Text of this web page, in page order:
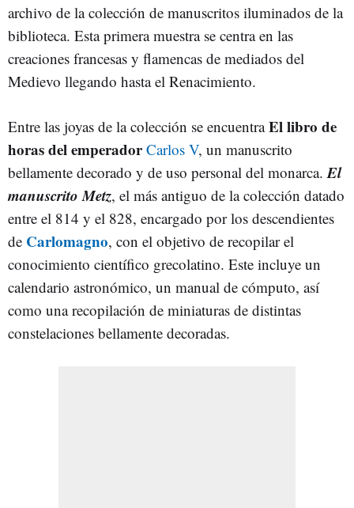
archivo de la colección de manuscritos iluminados de la
biblioteca. Esta primera muestra se centra en las
creaciones francesas y flamencas de mediados del
Medievo llegando hasta el Renacimiento.
Entre las joyas de la colección se encuentraEl libro de
horas del emperador Carlos V, un manuscrito
bellamente decorado y de uso personal del monarca.El
manuscrito Metz, el más antiguo de la colección datado
entre el 814 y el 828, encargado por los descendientes
de Carlomagno, con el objetivo de recopilar el
conocimiento científico grecolatino. Este incluye un
calendario astronómico, un manual de cómputo, así
como una recopilación de miniaturas de distintas
constelaciones bellamente decoradas.